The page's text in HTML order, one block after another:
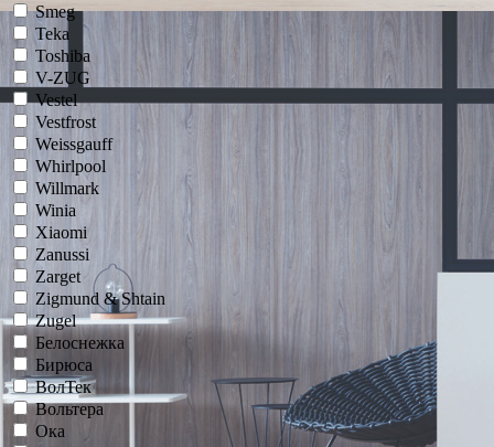
Smeg
Teka
Toshiba
V-ZUG
Vestel
Vestfrost
Weissgauff
Whirlpool
Willmark
Winia
Xiaomi
Zanussi
Zarget
Zigmund & Shtain
Zugel
Белоснежка
Бирюса
ВолТек
Вольтера
Ока